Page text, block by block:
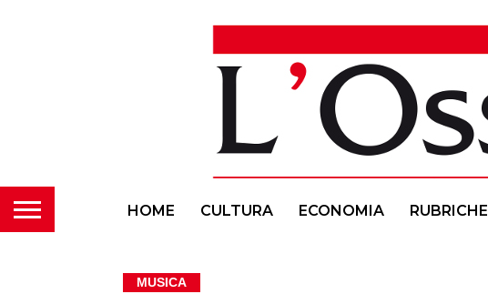
HOME CULTURA ECONOMIA RUBRICHE
MUSICA